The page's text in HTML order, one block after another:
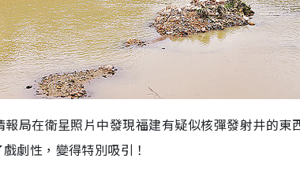
局在衛星照片中發現福建有疑似核彈發射井的東
劇性，變得特別吸引！